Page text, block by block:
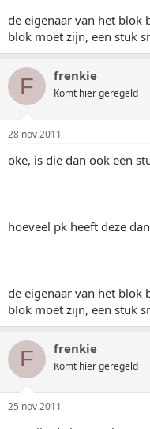
de eigenaar van het blok
blok moet zijn, een stuk
F frenkie
Komt hier geregeld
28 nov 2011
oke, is die dan ook een
hoeveel pk heeft deze
de eigenaar van het blok
blok moet zijn, een stuk
F frenkie
Komt hier geregeld
25 nov 2011